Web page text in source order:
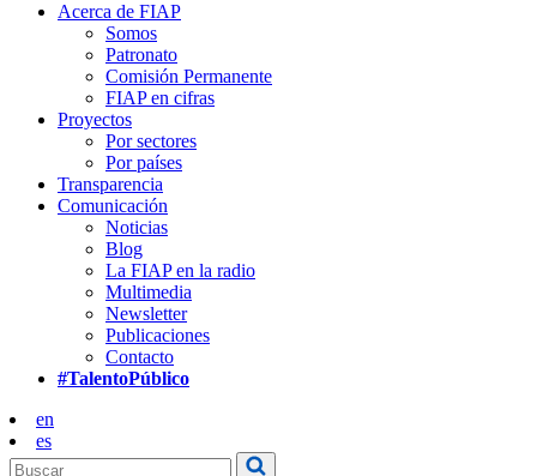
Acerca de FIAP
Somos
Patronato
Comisión Permanente
FIAP en cifras
Proyectos
Por sectores
Por países
Transparencia
Comunicación
Noticias
Blog
La FIAP en la radio
Multimedia
Newsletter
Publicaciones
Contacto
#TalentoPúblico
en
es